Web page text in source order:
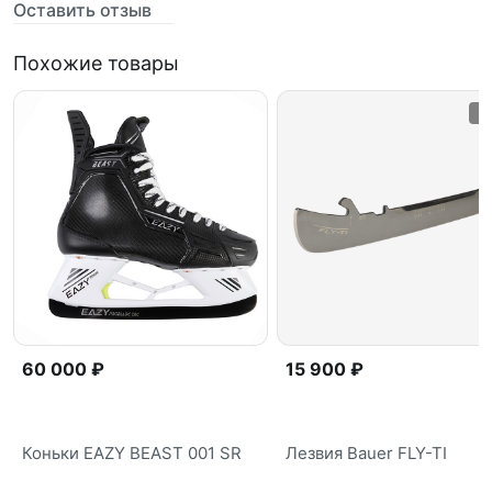
Оставить отзыв
Похожие товары
60 000 ₽
Коньки EAZY BEAST 001 SR
15 900 ₽
Лезвия Bauer FLY-TI